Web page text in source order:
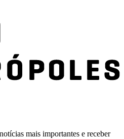
mais importantes e receber